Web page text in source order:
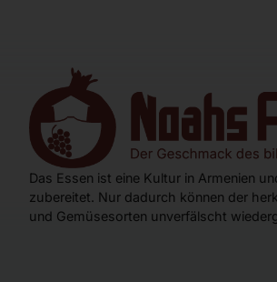
Das Essen ist eine Kultur in Armenien
zubereitet. Nur dadurch können der
und Gemüsesorten unverfälscht